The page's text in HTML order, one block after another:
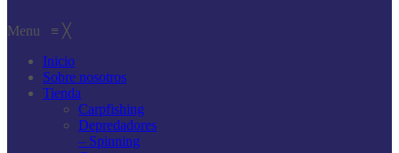
Menu ≡ ╳
Inicio
Sobre nosotros
Tienda
Carpfishing
Depredadores
– Spinning